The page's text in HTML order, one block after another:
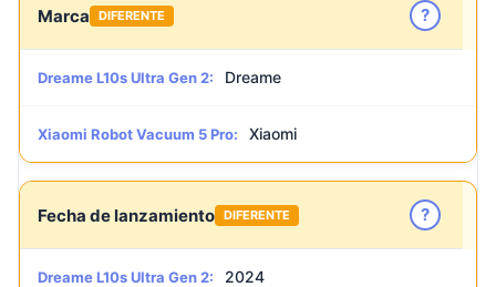
Marca DIFERENTE ?
Dreame L10s Ultra Gen 2: Dreame
Xiaomi Robot Vacuum 5 Pro: Xiaomi
Fecha de lanzamiento DIFERENTE ?
Dreame L10s Ultra Gen 2: 2024